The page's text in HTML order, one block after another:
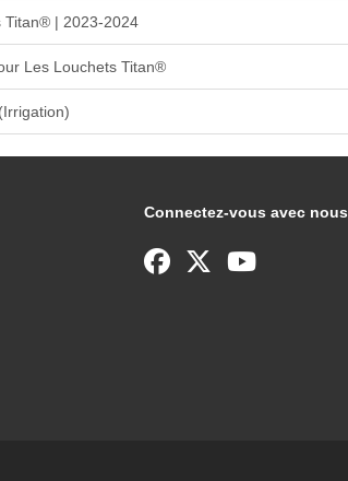
Titan® | 2023-2024
Les Louchets Titan®
Connectez-vous avec nous